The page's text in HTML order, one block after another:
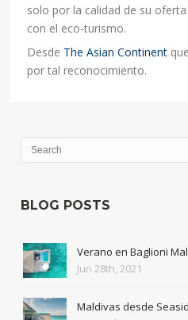
solo por la calidad de su
con el eco-turismo.
Desde The Asian Continent
por tal reconocimiento.
BLOG POSTS
Verano en Baglioni
Jun 28th, 2021
Maldivas desde